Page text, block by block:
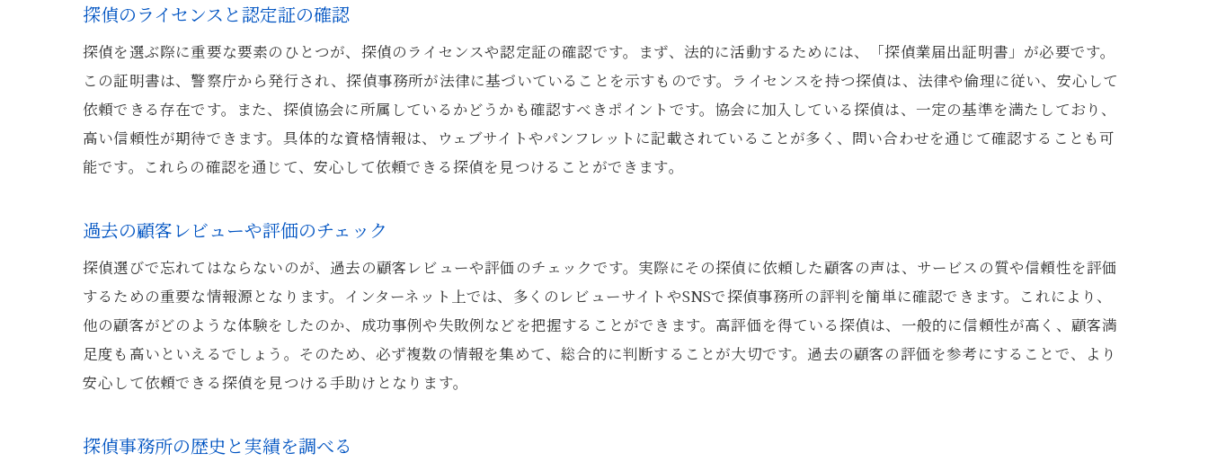
見積もりを複数取得して比較検討する
契約書の確認と納得のいく内容であるか確認
無料相談や初回面談の有無を確認する
料金に対するサービスの内容を把握する
過去の依頼内容や解決率の確認
探偵業界での受賞歴や表彰の確認
探偵に直接質問して実績を確認する方法
探偵のライセンスと認定証の確認
探偵を選ぶ際に重要な要素のひとつが、探偵のライセンスや認定証の確認です。まず、法的に活動するためには、「探偵業届出証明書」が必要です。
この証明書は、警察庁から発行され、探偵事務所が法律に基づいていることを示すものです。ライセンスを持つ探偵は、法律や倫理に従い、安心して
依頼できる存在です。また、探偵協会に所属しているかどうかも確認すべきポイントです。協会に加入している探偵は、一定の基準を満たしており、
高い信頼性が期待できます。具体的な資格情報は、ウェブサイトやパンフレットに記載されていることが多く、問い合わせを通じて確認することも可
能です。これらの確認を通じて、安心して依頼できる探偵を見つけることができます。
過去の顧客レビューや評価のチェック
探偵選びで忘れてはならないのが、過去の顧客レビューや評価のチェックです。実際にその探偵に依頼した顧客の声は、サービスの質や信頼性を評価
するための重要な情報源となります。インターネット上では、多くのレビューサイトやSNSで探偵事務所の評判を簡単に確認できます。これにより、
他の顧客がどのような体験をしたのか、成功事例や失敗例などを把握することができます。高評価を得ている探偵は、一般的に信頼性が高く、顧客満
足度も高いといえるでしょう。そのため、必ず複数の情報を集めて、総合的に判断することが大切です。過去の顧客の評価を参考にすることで、より
安心して依頼できる探偵を見つける手助けとなります。
探偵事務所の歴史と実績を調べる